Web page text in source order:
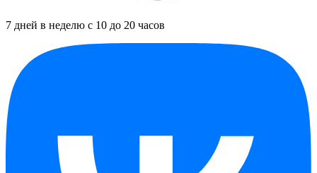
7 дней в неделю с 10 до 20 часов